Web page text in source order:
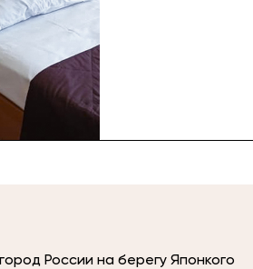
России на берегу Японкого